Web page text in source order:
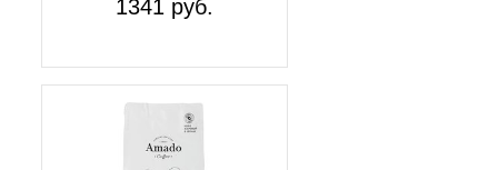
1341 руб.